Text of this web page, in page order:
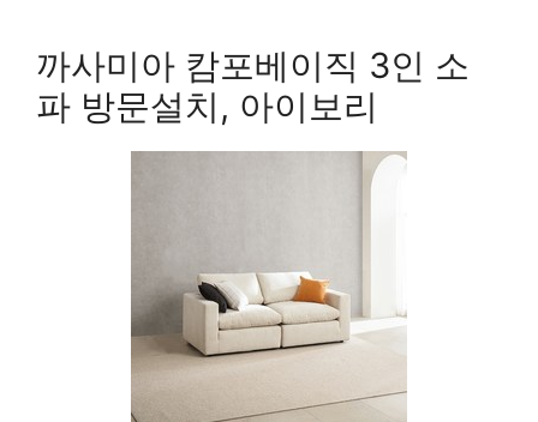
까사미아 캄포베이직 3인 소
파 방문설치, 아이보리